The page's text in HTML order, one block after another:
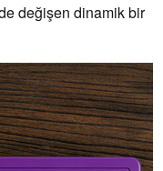
değişen dinamik bir